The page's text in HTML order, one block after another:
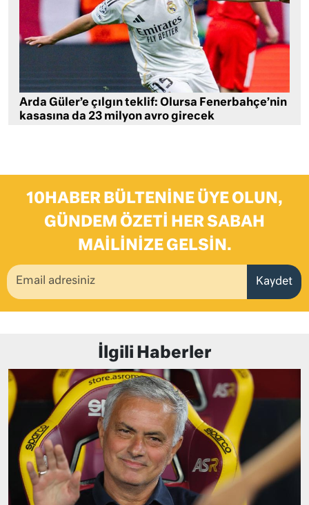
Arda Güler’e çılgın teklif: Olursa Fenerbahçe’nin
kasasına da 23 milyon avro girecek
10HABER BÜLTENINE ÜYE OLUN,
GÜNDEM ÖZETI HER SABAH
MAILINIZE GELSIN.
Kaydet
İlgili Haberler